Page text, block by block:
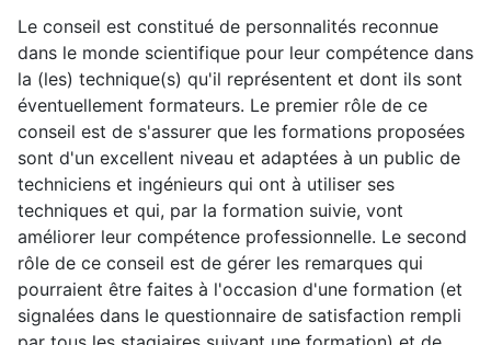
Le conseil est constitué de personnalités reconnue
dans le monde scientifique pour leur compétence dans
la (les) technique(s) qu'il représentent et dont ils sont
éventuellement formateurs. Le premier rôle de ce
conseil est de s'assurer que les formations proposées
sont d'un excellent niveau et adaptées à un public de
techniciens et ingénieurs qui ont à utiliser ses
techniques et qui, par la formation suivie, vont
améliorer leur compétence professionnelle. Le second
rôle de ce conseil est de gérer les remarques qui
pourraient être faites à l'occasion d'une formation (et
signalées dans le questionnaire de satisfaction rempli